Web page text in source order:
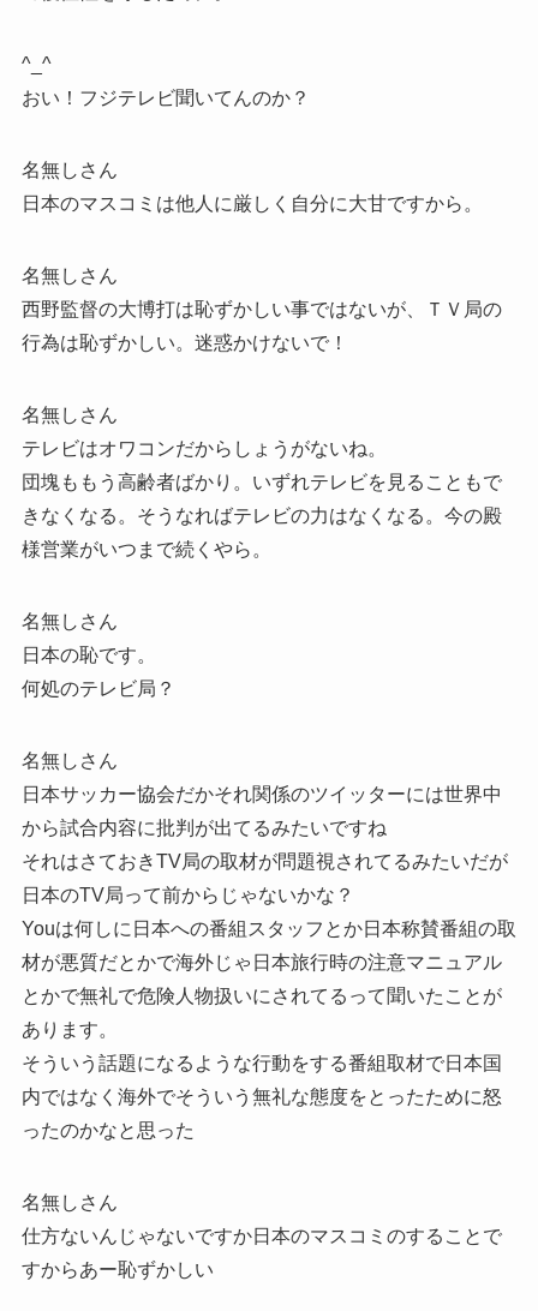
^_^
おい！フジテレビ聞いてんのか？
名無しさん
日本のマスコミは他人に厳しく自分に大甘ですから。
名無しさん
西野監督の大博打は恥ずかしい事ではないが、ＴＶ局の
行為は恥ずかしい。迷惑かけないで！
名無しさん
テレビはオワコンだからしょうがないね。
団塊ももう高齢者ばかり。いずれテレビを見ることもで
きなくなる。そうなればテレビの力はなくなる。今の殿
様営業がいつまで続くやら。
名無しさん
日本の恥です。
何処のテレビ局？
名無しさん
日本サッカー協会だかそれ関係のツイッターには世界中
から試合内容に批判が出てるみたいですね
それはさておきTV局の取材が問題視されてるみたいだが
日本のTV局って前からじゃないかな？
Youは何しに日本への番組スタッフとか日本称賛番組の取
材が悪質だとかで海外じゃ日本旅行時の注意マニュアル
とかで無礼で危険人物扱いにされてるって聞いたことが
あります。
そういう話題になるような行動をする番組取材で日本国
内ではなく海外でそういう無礼な態度をとったために怒
ったのかなと思った
名無しさん
仕方ないんじゃないですか日本のマスコミのすることで
すからあー恥ずかしい